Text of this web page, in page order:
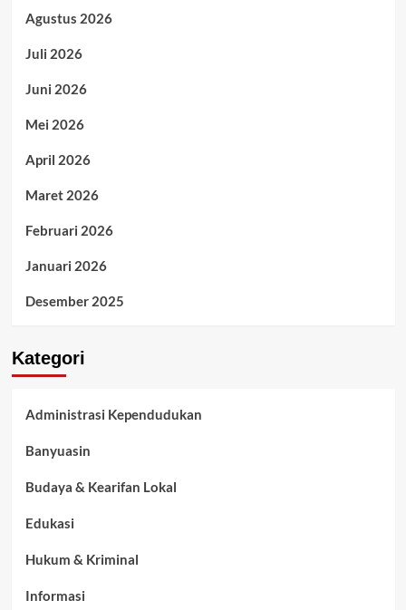
Agustus 2026
Juli 2026
Juni 2026
Mei 2026
April 2026
Maret 2026
Februari 2026
Januari 2026
Desember 2025
Kategori
Administrasi Kependudukan
Banyuasin
Budaya & Kearifan Lokal
Edukasi
Hukum & Kriminal
Informasi